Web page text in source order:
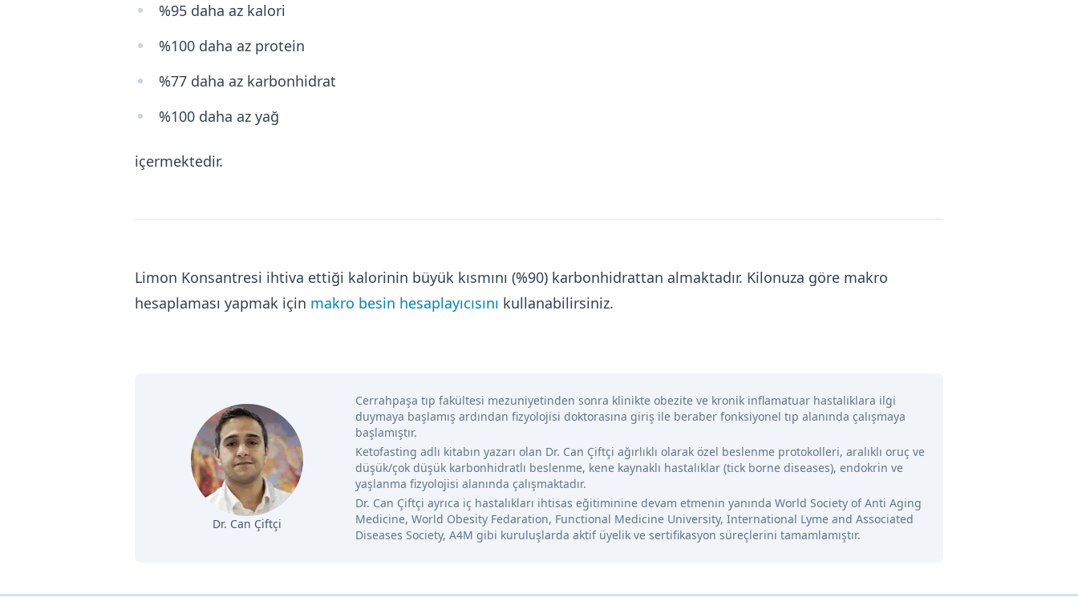
%95 daha az kalori
%100 daha az protein
%77 daha az karbonhidrat
%100 daha az yağ
içermektedir.
Limon Konsantresi ihtiva ettiği kalorinin büyük kısmını (%90) karbonhidrattan almaktadır. Kilonuza göre makro
hesaplaması yapmak için makro besin hesaplayıcısını kullanabilirsiniz.
Dr. Can Çiftçi
Cerrahpaşa tıp fakültesi mezuniyetinden sonra klinikte obezite ve kronik inflamatuar hastalıklara ilgi
duymaya başlamış ardından fizyolojisi doktorasına giriş ile beraber fonksiyonel tıp alanında çalışmaya
başlamıştır.
Ketofasting adlı kitabın yazarı olan Dr. Can Çiftçi ağırlıklı olarak özel beslenme protokolleri, aralıklı oruç ve
düşük/çok düşük karbonhidratlı beslenme, kene kaynaklı hastalıklar (tick borne diseases), endokrin ve
yaşlanma fizyolojisi alanında çalışmaktadır.
Dr. Can Çiftçi ayrıca iç hastalıkları ihtisas eğitiminine devam etmenin yanında World Society of Anti Aging
Medicine, World Obesity Fedaration, Functional Medicine University, International Lyme and Associated
Diseases Society, A4M gibi kuruluşlarda aktif üyelik ve sertifikasyon süreçlerini tamamlamıştır.